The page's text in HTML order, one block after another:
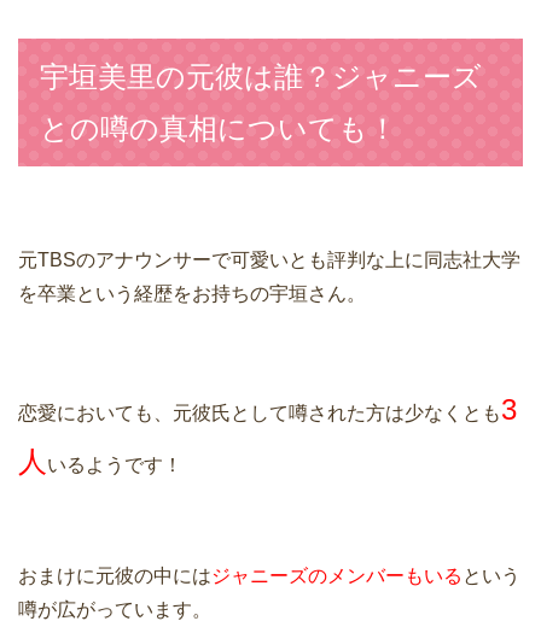
宇垣美里の元彼は誰？ジャニーズ
との噂の真相についても！
元TBSのアナウンサーで可愛いとも評判な上に同志社大学
を卒業という経歴をお持ちの宇垣さん。
恋愛においても、元彼氏として噂された方は少なくとも3
人 いるようです！
おまけに元彼の中にはジャニーズのメンバーもいる という
噂が広がっています。